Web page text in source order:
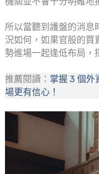
所以當聽到護盤的消息
況如何，如果官股的買
勢進場一起逢低布局，
推薦閱讀： 掌握 3 個外
場更有信心！